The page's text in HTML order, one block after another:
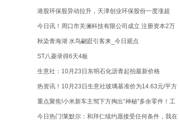
15+11
港股环保股异动拉升，天津创业环保股份一度涨超
120%
今日讯！周口市关澜科技有限公司成立 注册资本2万
人民币
秋染青海湖 水鸟翩跹引客来_今日观点
ST八菱录得6天4板
生意社：10月23日东明石化沥青起拍最新价格
热资讯！10月23日生意社玻璃基准价为14.63元/平方
米
重点聚焦!小米新车主驾下方掏出“神秘”多余零件！工
作人员一片沉默 细思恐极
今日热门!莱默尔：和拜仁续约愿接受任何条件，我在